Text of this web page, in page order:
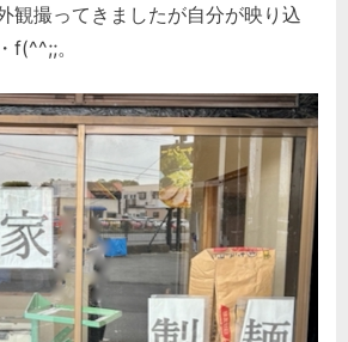
観撮ってきましたが自分が映り込
f(^^;;。